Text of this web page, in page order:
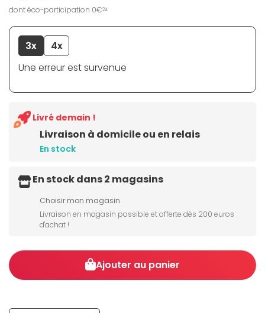
dont éco-participation 0€24
3x
4x
Une erreur est survenue
Livraison à domicile ou en relais
En stock
Livré demain !
En stock dans 2 magasins
Choisir mon magasin
Livraison en magasin possible et offerte dès 200 euros
d'achat !
Ajouter au panier